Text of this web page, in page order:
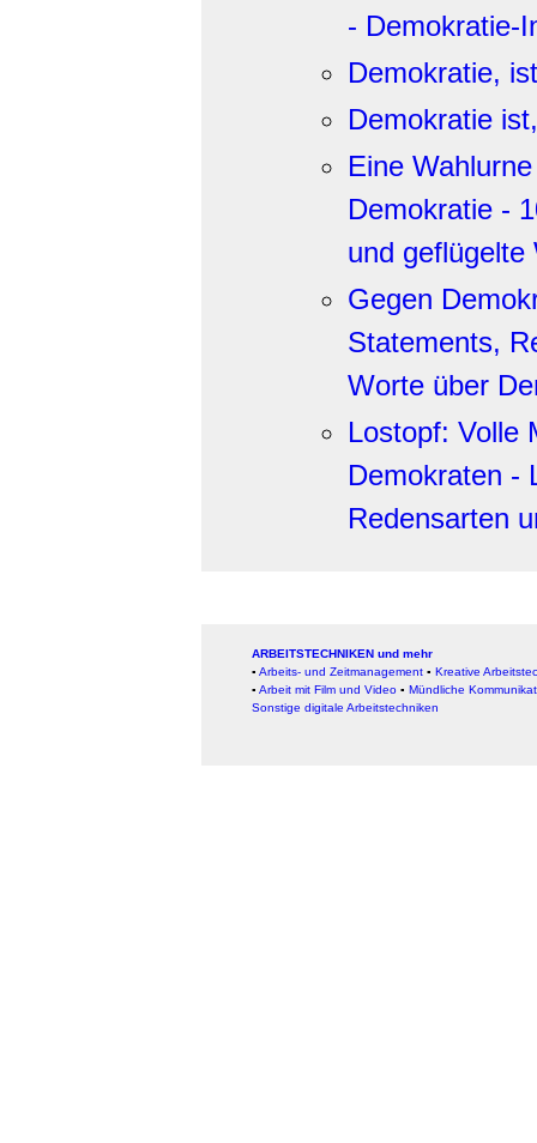
- Demokratie-
Demokratie,
Demokratie
Eine
Demokratie -
und geflügelte
Gegen
Statements,
Worte über
Lostopf: Volle
Demokraten -
Redensarten
ARBEITSTECHNIKEN und mehr
▪ Arbeits- und Zeitmanagement ▪ Kreative
▪ Arbeit mit Film und Video ▪ Mündliche
Sonstige digitale Arbeitstechniken